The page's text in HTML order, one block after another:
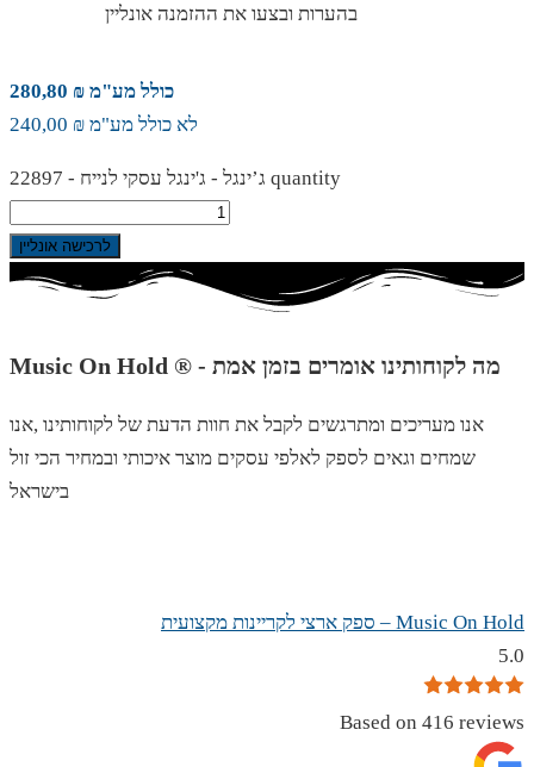
בהערות ובצעו את ההזמנה אונליין
כולל מע"מ ₪ 280,80
לא כולל מע"מ ₪ 240,00
ג’ינגל - ג'ינגל עסקי לנייח - 22897 quantity
לרכישה אונליין
Music On Hold ® - מה לקוחותינו אומרים בזמן אמת
אנו מעריכים ומתרגשים לקבל את חוות הדעת של לקוחותינו ,אנו
שמחים וגאים לספק לאלפי עסקים מוצר איכותי ובמחיר הכי זול
בישראל
Music On Hold – ספק ארצי לקריינות מקצועית
5.0
Based on 416 reviews